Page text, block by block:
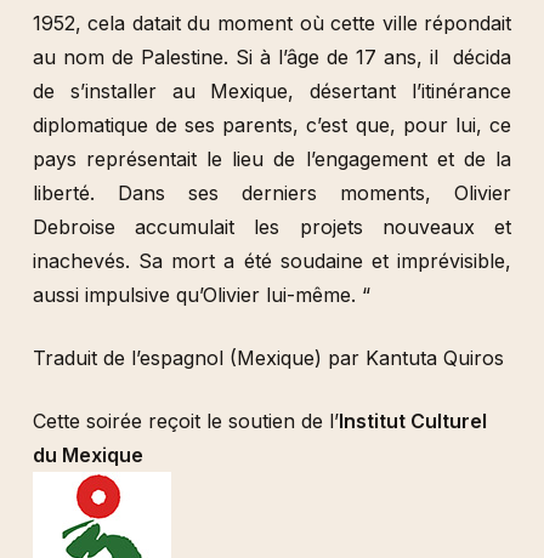
1952, cela datait du moment où cette ville répondait
au nom de Palestine. Si à l’âge de 17 ans, il décida
de s’installer au Mexique, désertant l’itinérance
diplomatique de ses parents, c’est que, pour lui, ce
pays représentait le lieu de l’engagement et de la
liberté. Dans ses derniers moments, Olivier
Debroise accumulait les projets nouveaux et
inachevés. Sa mort a été soudaine et imprévisible,
aussi impulsive qu’Olivier lui-même. “
Traduit de l’espagnol (Mexique) par Kantuta Quiros
Cette soirée reçoit le soutien de l’Institut Culturel
du Mexique